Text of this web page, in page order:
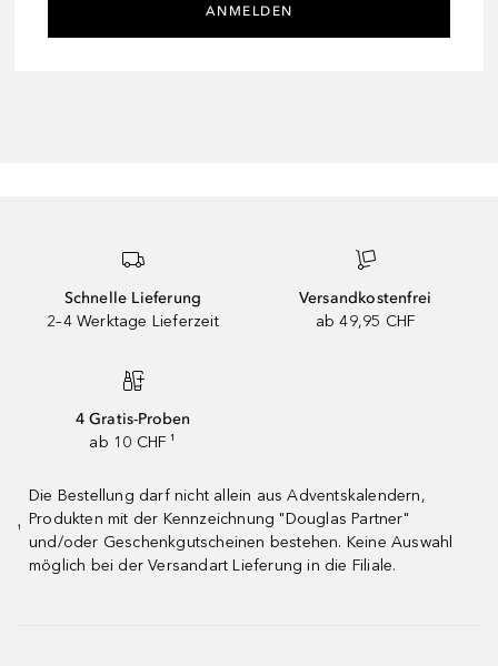
ANMELDEN
Schnelle Lieferung
2–4 Werktage Lieferzeit
Versandkostenfrei
ab 49,95 CHF
4 Gratis-Proben
ab 10 CHF ¹
¹
Die Bestellung darf nicht allein aus Adventskalendern,
Produkten mit der Kennzeichnung "Douglas Partner"
und/oder Geschenkgutscheinen bestehen. Keine Auswahl
möglich bei der Versandart Lieferung in die Filiale.